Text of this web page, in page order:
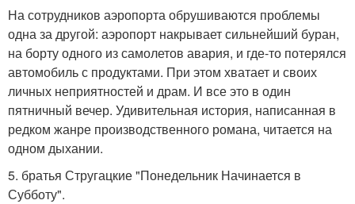
На сотрудников аэропорта обрушиваются проблемы
одна за другой: аэропорт накрывает сильнейший буран,
на борту одного из самолетов авария, и где-то потерялся
автомобиль с продуктами. При этом хватает и своих
личных неприятностей и драм. И все это в один
пятничный вечер. Удивительная история, написанная в
редком жанре производственного романа, читается на
одном дыхании.
5. братья Стругацкие "Понедельник Начинается в
Субботу".